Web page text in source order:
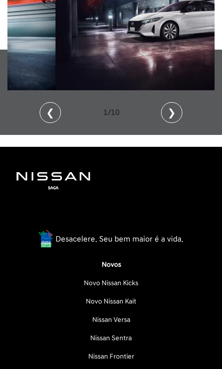
❮ 2/10 ❯
Desacelere. Seu bem maior é a vida.
Novos
Novo Nissan Kicks
Novo Nissan Kait
Nissan Versa
Nissan Sentra
Nissan Frontier